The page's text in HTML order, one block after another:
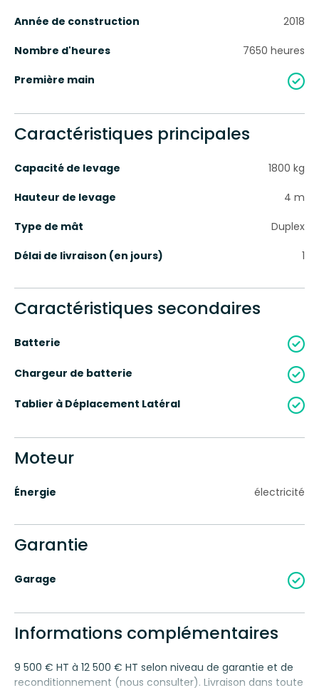
Année de construction 2018
Nombre d'heures 7650 heures
Première main
Caractéristiques principales
Capacité de levage 1800 kg
Hauteur de levage 4 m
Type de mât Duplex
Délai de livraison (en jours) 1
Caractéristiques secondaires
Batterie
Chargeur de batterie
Tablier à Déplacement Latéral
Moteur
Énergie électricité
Garantie
Garage
Informations complémentaires
9 500 € HT à 12 500 € HT selon niveau de garantie et de
reconditionnement (nous consulter). Livraison dans toute